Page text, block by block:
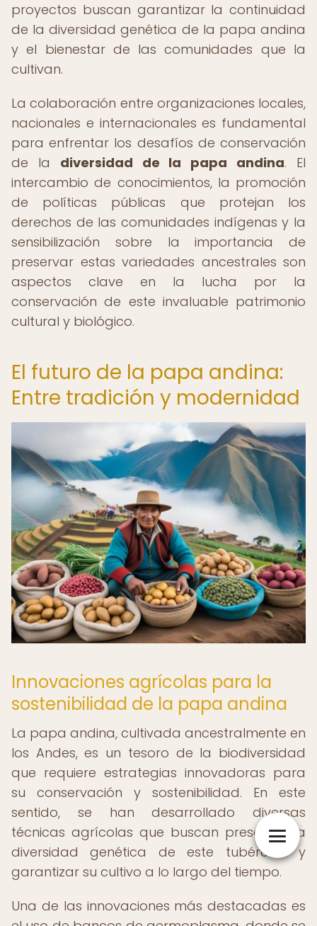
proyectos buscan garantizar la continuidad
de la diversidad genética de la papa andina
y el bienestar de las comunidades que la
cultivan.
La colaboración entre organizaciones locales,
nacionales e internacionales es fundamental
para enfrentar los desafíos de conservación
de la diversidad de la papa andina. El
intercambio de conocimientos, la promoción
de políticas públicas que protejan los
derechos de las comunidades indígenas y la
sensibilización sobre la importancia de
preservar estas variedades ancestrales son
aspectos clave en la lucha por la
conservación de este invaluable patrimonio
cultural y biológico.
El futuro de la papa andina:
Entre tradición y modernidad
Innovaciones agrícolas para la
sostenibilidad de la papa andina
La papa andina, cultivada ancestralmente en
los Andes, es un tesoro de la biodiversidad
que requiere estrategias innovadoras para
su conservación y sostenibilidad. En este
sentido, se han desarrollado diversas
técnicas agrícolas que buscan preservar la
diversidad genética de este tubérculo y
garantizar su cultivo a lo largo del tiempo.
Una de las innovaciones más destacadas es